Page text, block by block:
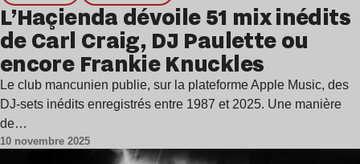
L’Haçienda dévoile 51 mix inédits
de Carl Craig, DJ Paulette ou
encore Frankie Knuckles
Le club mancunien publie, sur la plateforme Apple Music, des
DJ-sets inédits enregistrés entre 1987 et 2025. Une manière
de…
10 novembre 2025